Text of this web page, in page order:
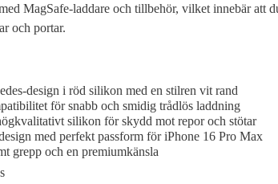
MagSafe-laddare och tillbehör, vilket innebär att
och portar.
design i röd silikon med en stilren vit rand
för snabb och smidig trådlös laddning
silikon för skydd mot repor och stötar
med perfekt passform för iPhone 16 Pro Max
grepp och en premiumkänsla